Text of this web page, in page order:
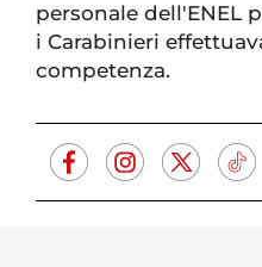
personale dell'ENEL
i Carabinieri
competenza.